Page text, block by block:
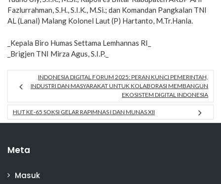
Fazlurrahman, S.H., S.I.K., M.Si.; dan Komandan Pangkalan TNI
AL (Lanal) Malang Kolonel Laut (P) Hartanto, M.Tr.Hanla.
_Kepala Biro Humas Settama Lemhannas RI_
_Brigjen TNI Mirza Agus, S.I.P._
INDONESIA DIGITAL FORUM 2025: PERAN KUNCI PEMERINTAH,
INDUSTRI DAN MASYARAKAT UNTUK KOLABORASI MEMBANGUN
EKOSISTEM DIGITAL INDONESIA
HUT KE-65 SOKSI GELAR RAPIMNAS I DAN MUNAS XII
Meta
Masuk